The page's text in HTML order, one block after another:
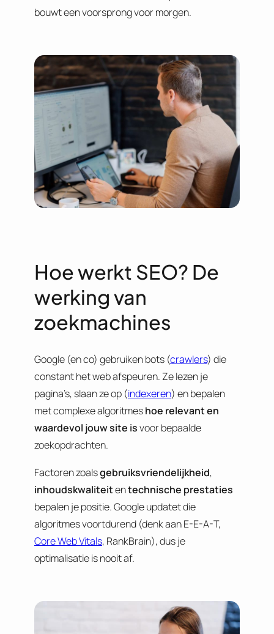
bouwt een voorsprong voor morgen.
Hoe werkt SEO? De
werking van
zoekmachines
Google (en co) gebruiken bots (crawlers) die
constant het web afspeuren. Ze lezen je
pagina’s, slaan ze op (indexeren) en bepalen
met complexe algoritmeshoe relevant en
waardevol jouw site isvoor bepaalde
zoekopdrachten.
Factoren zoalsgebruiksvriendelijkheid,
inhoudskwaliteitentechnische prestaties
bepalen je positie. Google updatet die
algoritmes voortdurend (denk aan E-E-A-T,
Core Web Vitals, RankBrain), dus je
optimalisatie is nooit af.